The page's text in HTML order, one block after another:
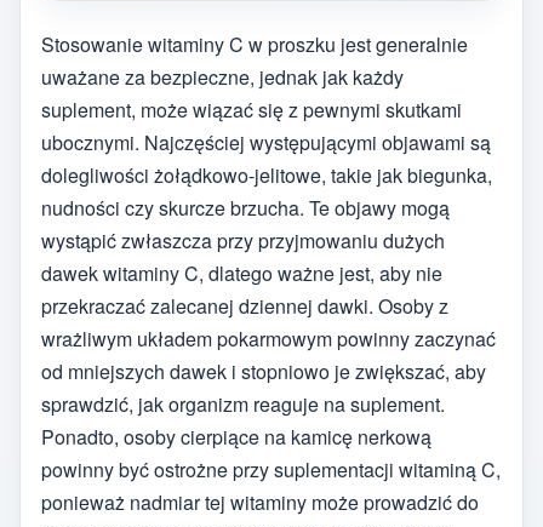
Stosowanie witaminy C w proszku jest generalnie
uważane za bezpieczne, jednak jak każdy
suplement, może wiązać się z pewnymi skutkami
ubocznymi. Najczęściej występującymi objawami są
dolegliwości żołądkowo-jelitowe, takie jak biegunka,
nudności czy skurcze brzucha. Te objawy mogą
wystąpić zwłaszcza przy przyjmowaniu dużych
dawek witaminy C, dlatego ważne jest, aby nie
przekraczać zalecanej dziennej dawki. Osoby z
wrażliwym układem pokarmowym powinny zaczynać
od mniejszych dawek i stopniowo je zwiększać, aby
sprawdzić, jak organizm reaguje na suplement.
Ponadto, osoby cierpiące na kamicę nerkową
powinny być ostrożne przy suplementacji witaminą C,
ponieważ nadmiar tej witaminy może prowadzić do